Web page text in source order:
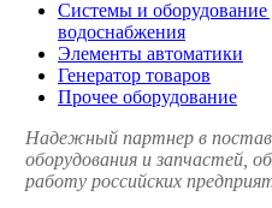
Системы и оборудование
водоснабжения
Элементы автоматики
Генератор товаров
Прочее оборудование
Надежный партнер в
оборудования и запчастей,
работу российских